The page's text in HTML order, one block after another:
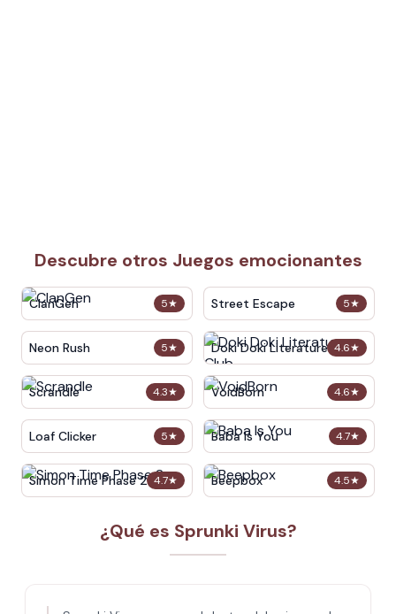
Descubre otros Juegos emocionantes
5★
ClanGen 5★
Street Escape
5★
Neon Rush 4.6★
Doki Doki Literature Club
4.3★
Scrandle 4.6★
VoidBorn
5★
Loaf Clicker 4.7★
Baba Is You
4.7★
Simon Time Phase 2 4.5★
Beepbox
¿Qué es Sprunki Virus?